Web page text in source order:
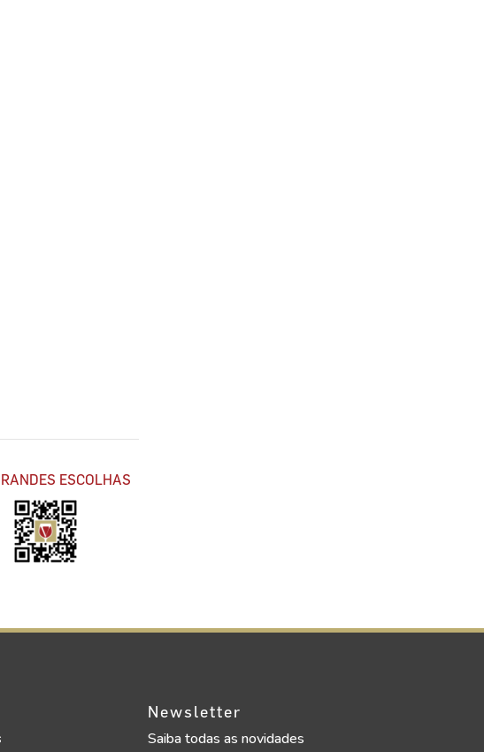
ESCOLHAS
Newsletter
Saiba todas as novidades